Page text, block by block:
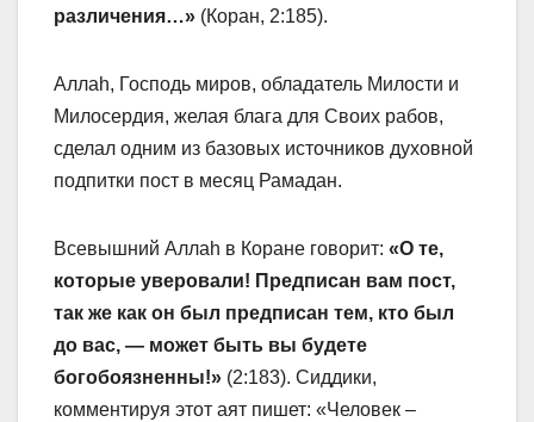
различения…» (Коран, 2:185).
Аллаh, Господь миров, обладатель Милости и
Милосердия, желая блага для Своих рабов,
сделал одним из базовых источников духовной
подпитки пост в месяц Рамадан.
Всевышний Аллаh в Коране говорит: «О те,
которые уверовали! Предписан вам пост,
так же как он был предписан тем, кто был
до вас, — может быть вы будете
богобоязненны!» (2:183). Сиддики,
комментируя этот аят пишет: «Человек –